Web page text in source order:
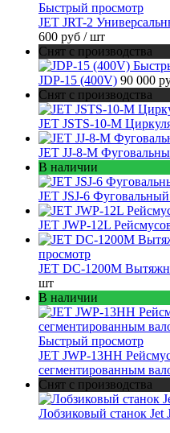
Быстрый просмотр
JET JRT-2
600 руб / шт
Снят с производства
JDP-15 (400V) 90 000
Снят с производства
JET JSTS-10-M
JET JJ-8-M
В наличии
JET JSJ-6
JET JWP-12L
просмотр
JET DC-1200M
шт
В наличии
Быстрый просмотр
JET JWP-13HH
сегментированным
Снят с производства
Лобзиковый станок Jet